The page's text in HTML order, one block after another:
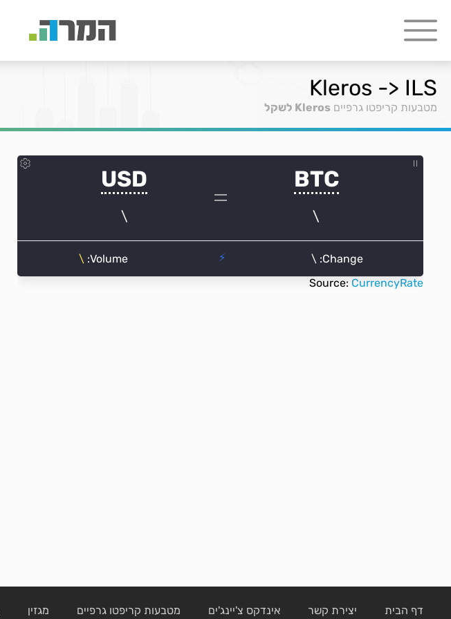
Kleros -> ILS
מטבעות קריפטו גרפיים Kleros לשקל
Source: CurrencyRate
דף הבית יצירת קשר אינדקס צ'יינג'ים מטבעות קריפטו גרפיים מגזין